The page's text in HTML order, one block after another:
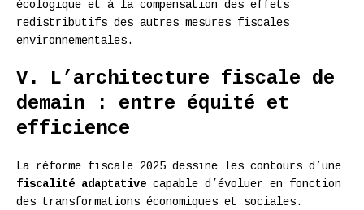
écologique et à la compensation des effets
redistributifs des autres mesures fiscales
environnementales.
V. L’architecture fiscale de
demain : entre équité et
efficience
La réforme fiscale 2025 dessine les contours d’une
fiscalité adaptative capable d’évoluer en fonction
des transformations économiques et sociales.